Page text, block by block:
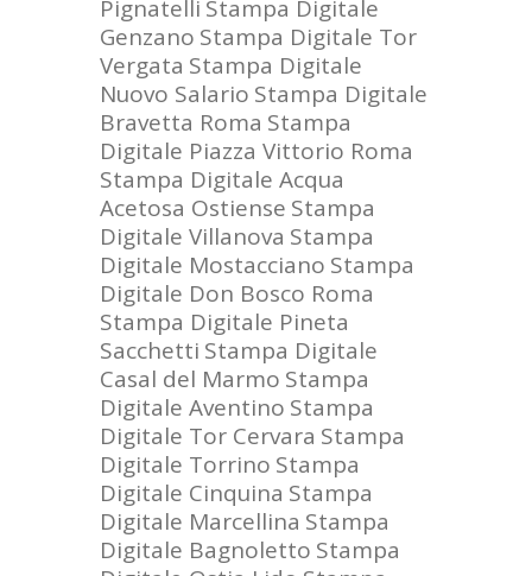
Pignatelli Stampa Digitale
Genzano Stampa Digitale Tor
Vergata Stampa Digitale
Nuovo Salario Stampa Digitale
Bravetta Roma Stampa
Digitale Piazza Vittorio Roma
Stampa Digitale Acqua
Acetosa Ostiense Stampa
Digitale Villanova Stampa
Digitale Mostacciano Stampa
Digitale Don Bosco Roma
Stampa Digitale Pineta
Sacchetti Stampa Digitale
Casal del Marmo Stampa
Digitale Aventino Stampa
Digitale Tor Cervara Stampa
Digitale Torrino Stampa
Digitale Cinquina Stampa
Digitale Marcellina Stampa
Digitale Bagnoletto Stampa